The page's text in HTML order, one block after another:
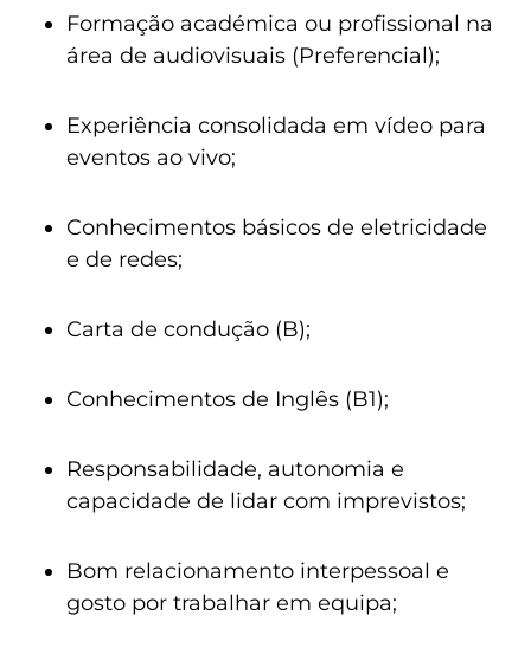
Formação académica ou profissional na
área de audiovisuais (Preferencial);
Experiência consolidada em vídeo para
eventos ao vivo;
Conhecimentos básicos de eletricidade
e de redes;
Carta de condução (B);
Conhecimentos de Inglês (B1);
Responsabilidade, autonomia e
capacidade de lidar com imprevistos;
Bom relacionamento interpessoal e
gosto por trabalhar em equipa;